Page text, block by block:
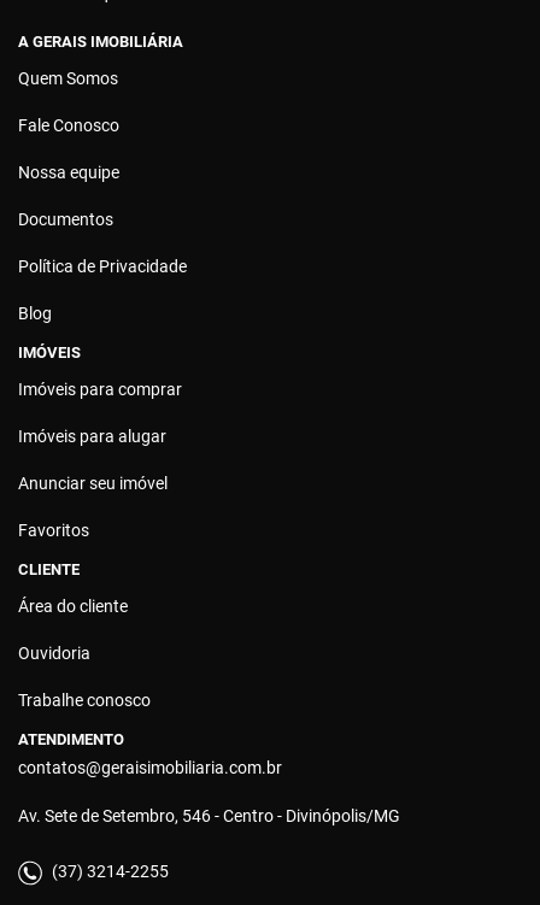
A GERAIS IMOBILIÁRIA
Quem Somos
Fale Conosco
Nossa equipe
Documentos
Política de Privacidade
Blog
IMÓVEIS
Imóveis para comprar
Imóveis para alugar
Anunciar seu imóvel
Favoritos
CLIENTE
Área do cliente
Ouvidoria
Trabalhe conosco
ATENDIMENTO
contatos@geraisimobiliaria.com.br
Av. Sete de Setembro, 546 - Centro - Divinópolis/MG
(37) 3214-2255